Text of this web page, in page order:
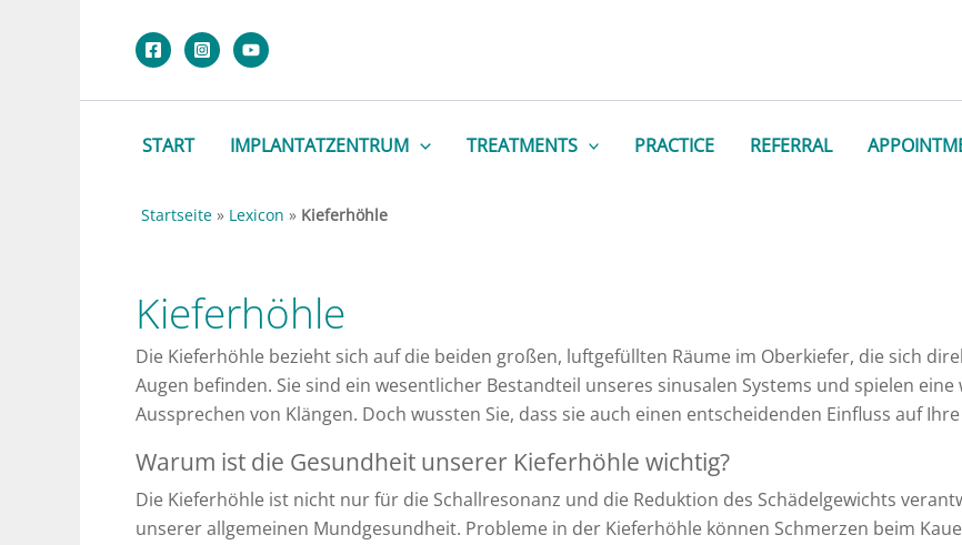
START IMPLANTATZENTRUM TREATMENTS PRACTICE REFERRAL
Startseite » Lexicon » Kieferhöhle
Kieferhöhle
Die Kieferhöhle bezieht sich auf die beiden großen, luftgefüllten Räume im Oberkiefer, die sich
Augen befinden. Sie sind ein wesentlicher Bestandteil unseres sinusalen Systems und spielen
Aussprechen von Klängen. Doch wussten Sie, dass sie auch einen entscheidenden Einfluss auf
Warum ist die Gesundheit unserer Kieferhöhle wichtig?
Die Kieferhöhle ist nicht nur für die Schallresonanz und die Reduktion des Schädelgewichts
unserer allgemeinen Mundgesundheit. Probleme in der Kieferhöhle können Schmerzen beim